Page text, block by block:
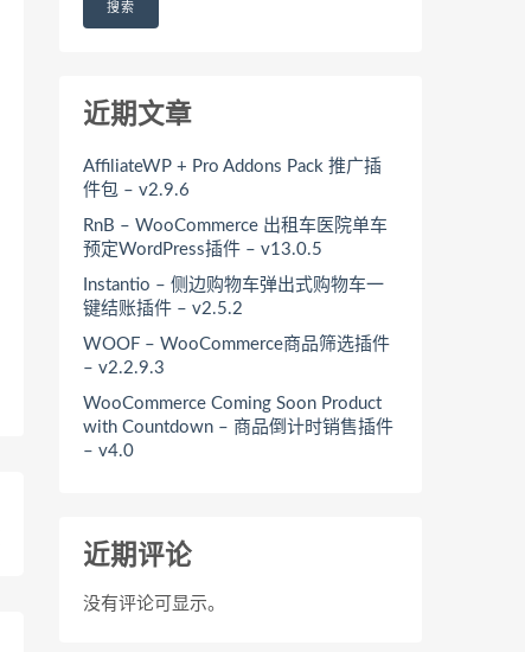
搜索
近期文章
AffiliateWP + Pro Addons Pack 推广插
件包 – v2.9.6
RnB – WooCommerce 出租车医院单车
预定WordPress插件 – v13.0.5
Instantio – 侧边购物车弹出式购物车一
键结账插件 – v2.5.2
WOOF – WooCommerce商品筛选插件
– v2.2.9.3
WooCommerce Coming Soon Product
with Countdown – 商品倒计时销售插件
– v4.0
近期评论
没有评论可显示。